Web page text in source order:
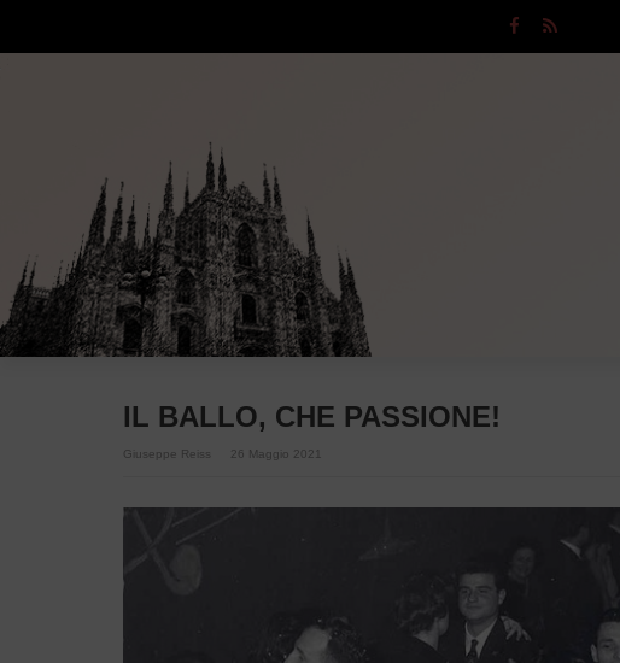
IL BALLO, CHE PASSIONE!
Giuseppe Reiss 26 Maggio 2021